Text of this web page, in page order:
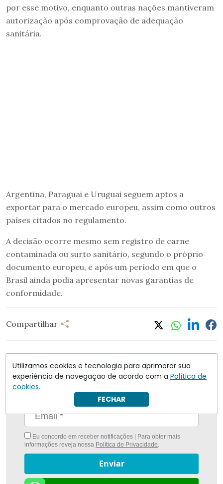
por esse motivo, enquanto outras nações mantiveram
autorização após comprovação de adequação
sanitária.
Argentina, Paraguai e Uruguai seguem aptos a
exportar para o mercado europeu, assim como outros
países citados no regulamento.
A decisão ocorre mesmo sem registro de carne
contaminada ou surto sanitário, segundo o próprio
documento europeu, e após um período em que o
Brasil ainda podia apresentar novas garantias de
conformidade.
Compartilhar
Nunca foi tão fácil ficar bem informado comO
Antagonista
Eu concordo em receber notificações | Para obter mais
informações reveja nossa Política de Privacidade.
Enviar
Utilizamos cookies e tecnologia para aprimorar sua
experiência de navegação de acordo com a Política de
cookies.
FECHAR